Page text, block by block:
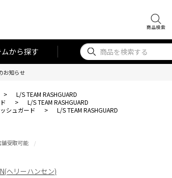
商品検索
から探す
お知らせ
>
L/S TEAM RASHGUARD
>
L/S TEAM RASHGUARD
シュガード > L/S TEAM RASHGUARD
舗受取可能
ヘリーハンセン)